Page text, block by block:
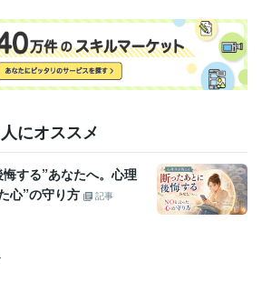
~ 現在
ンク昇格 ココナラ　ブロンズランク昇格 コ
昇格
年
グ カウンセリング、相談
にオススメ
する”あなたへ。心理
心”の守り方
記事